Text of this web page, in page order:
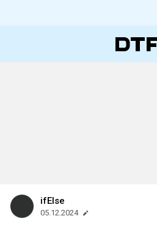
ifElse
05.12.2024